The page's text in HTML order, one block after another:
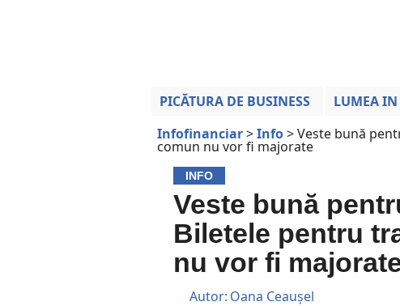
PICĂTURA DE BUSINESS LUMEA IN
Infofinanciar>Info>Veste bună
comun nu vor fi majorate
INFO
Veste bună
Biletele pentru
nu vor fi
Autor: Oana Ceaușel